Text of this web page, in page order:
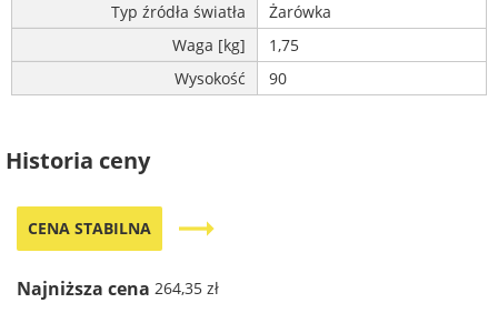
Typ źródła światła
Żarówka
Waga [kg]
1,75
Wysokość
90
Historia ceny
CENA STABILNA trending_flat
Najniższa cena 264,35 zł